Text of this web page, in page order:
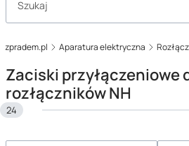
zpradem.pl Aparatura elektryczna
Zaciski przyłączeniowe
rozłączników NH
24